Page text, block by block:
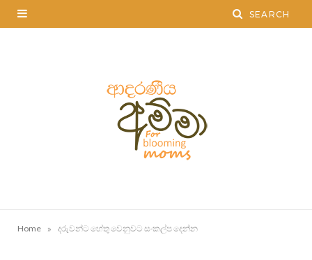
Home » දරුවන්ට හේතු වෙනුවට සංකල්ප දෙන්න